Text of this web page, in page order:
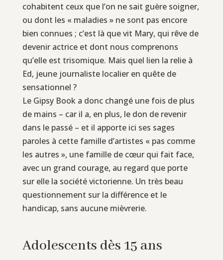
cohabitent ceux que l’on ne sait guère soigner,
ou dont les « maladies » ne sont pas encore
bien connues ; c’est là que vit Mary, qui rêve de
devenir actrice et dont nous comprenons
qu’elle est trisomique. Mais quel lien la relie à
Ed, jeune journaliste localier en quête de
sensationnel ?
Le Gipsy Book a donc changé une fois de plus
de mains – car il a, en plus, le don de revenir
dans le passé – et il apporte ici ses sages
paroles à cette famille d’artistes « pas comme
les autres », une famille de cœur qui fait face,
avec un grand courage, au regard que porte
sur elle la société victorienne. Un très beau
questionnement sur la différence et le
handicap, sans aucune mièvrerie.
Adolescents dès 15 ans